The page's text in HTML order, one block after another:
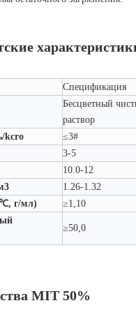
Спецификация
Бесцветный
раствор
kcro
≤3#
3-5
10.0-12
1.26-1.32
℃, г/мл)
≥1,10
≥50,0
MIT 50%